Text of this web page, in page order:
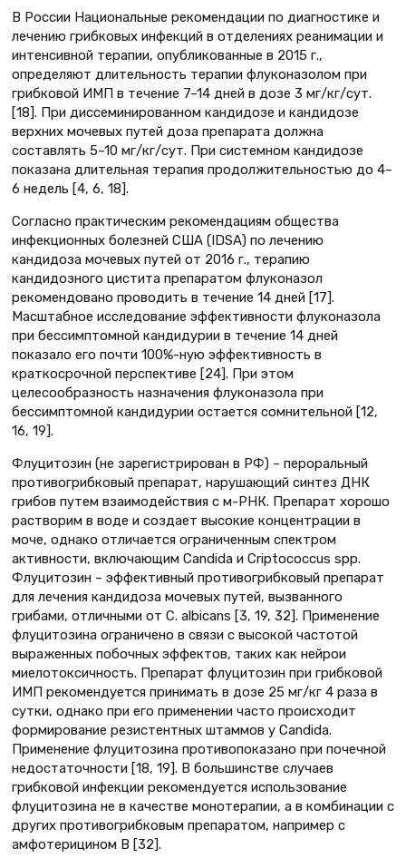
В России Национальные рекомендации по диагностике и
лечению грибковых инфекций в отделениях реанимации и
интенсивной терапии, опубликованные в 2015 г.,
определяют длительность терапии флуконазолом при
грибковой ИМП в течение 7–14 дней в дозе 3 мг/кг/сут.
[18]. При диссеминированном кандидозе и кандидозе
верхних мочевых путей доза препарата должна
составлять 5–10 мг/кг/сут. При системном кандидозе
показана длительная терапия продолжительностью до 4–
6 недель [4, 6, 18].
Согласно практическим рекомендациям общества
инфекционных болезней США (IDSA) по лечению
кандидоза мочевых путей от 2016 г., терапию
кандидозного цистита препаратом флуконазол
рекомендовано проводить в течение 14 дней [17].
Масштабное исследование эффективности флуконазола
при бессимптомной кандидурии в течение 14 дней
показало его почти 100%-ную эффективность в
краткосрочной перспективе [24]. При этом
целесообразность назначения флуконазола при
бессимптомной кандидурии остается сомнительной [12,
16, 19].
Флуцитозин (не зарегистрирован в РФ) – пероральный
противогрибковый препарат, нарушающий синтез ДНК
грибов путем взаимодействия с м-РНК. Препарат хорошо
растворим в воде и создает высокие концентрации в
моче, однако отличается ограниченным спектром
активности, включающим Candida и Criptococcus spp.
Флуцитозин – эффективный противогрибковый препарат
для лечения кандидоза мочевых путей, вызванного
грибами, отличными от C. albicans [3, 19, 32]. Применение
флуцитозина ограничено в связи с высокой частотой
выраженных побочных эффектов, таких как нейрои
миелотоксичность. Препарат флуцитозин при грибковой
ИМП рекомендуется принимать в дозе 25 мг/кг 4 раза в
сутки, однако при его применении часто происходит
формирование резистентных штаммов у Candida.
Применение флуцитозина противопоказано при почечной
недостаточности [18, 19]. В большинстве случаев
грибковой инфекции рекомендуется использование
флуцитозина не в качестве монотерапии, а в комбинации с
других противогрибковым препаратом, например с
амфотерицином В [32].